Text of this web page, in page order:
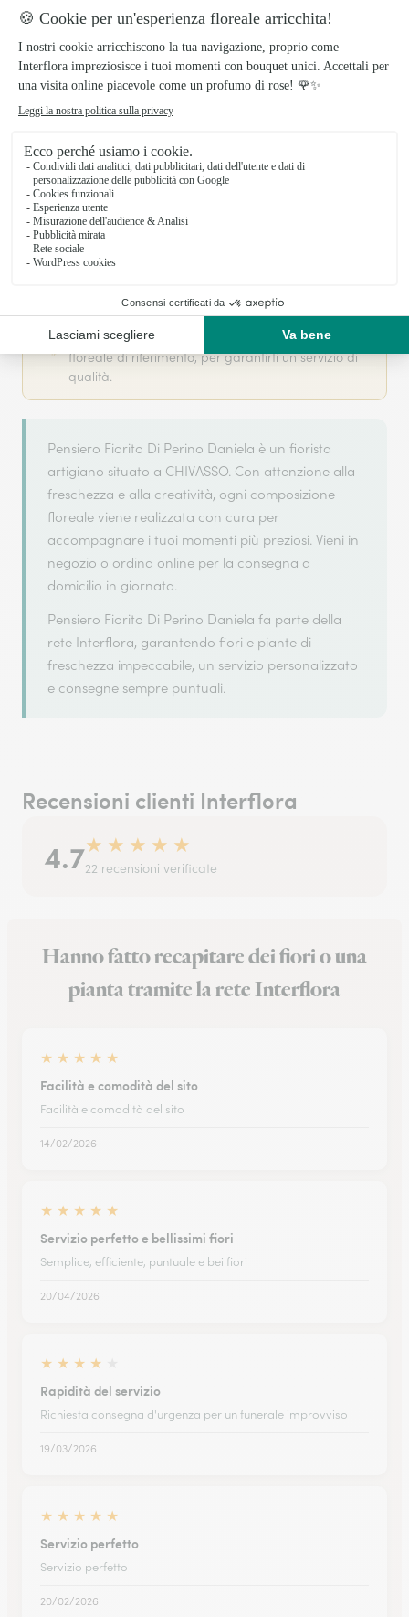
Il tuo fiorista artigiano a CHIVASSO
Pensiero Fiorito Di Perino Daniela si basa sulla sua
partnership con Interflora, rete di trasmissione
floreale di riferimento, per garantirti un servizio di
qualità.
Pensiero Fiorito Di Perino Daniela è un fiorista
artigiano situato a CHIVASSO. Con attenzione alla
freschezza e alla creatività, ogni composizione
floreale viene realizzata con cura per
accompagnare i tuoi momenti più preziosi. Vieni in
negozio o ordina online per la consegna a
domicilio in giornata.
Pensiero Fiorito Di Perino Daniela fa parte della
rete Interflora, garantendo fiori e piante di
freschezza impeccabile, un servizio personalizzato
e consegne sempre puntuali.
Recensioni clienti Interflora
4.7★ ★ ★ ★ ★
22 recensioni verificate
Hanno fatto recapitare dei fiori o una
pianta tramite la rete Interflora
★ ★ ★ ★ ★
Facilità e comodità del sito
Facilità e comodità del sito
14/02/2026
★ ★ ★ ★ ★
Servizio perfetto e bellissimi fiori
Semplice, efficiente, puntuale e bei fiori
20/04/2026
★ ★ ★ ★
Rapidità del servizio
Richiesta consegna d'urgenza per un funerale improvviso
19/03/2026
★ ★ ★ ★ ★
Servizio perfetto
Servizio perfetto
20/02/2026